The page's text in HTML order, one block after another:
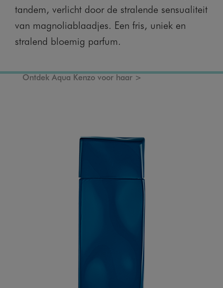
tandem, verlicht door de stralende sensualiteit
van magnoliablaadjes. Een fris, uniek en
stralend bloemig parfum.
Ontdek Aqua Kenzo voor haar >